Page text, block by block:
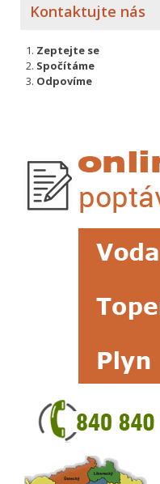
Kontaktujte nás
Zeptejte se
Spočítáme
Odpovíme